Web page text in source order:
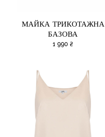
МАЙКА ТРИКОТАЖНА
БАЗОВА
1 990₴